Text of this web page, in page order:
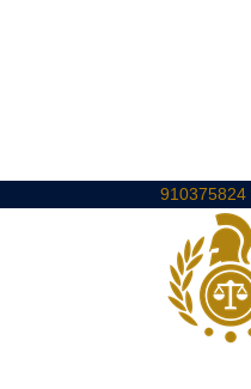
910375824